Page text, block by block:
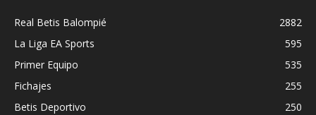
Real Betis Balompié
2882
La Liga EA Sports
595
Primer Equipo
535
Fichajes
255
Betis Deportivo
250